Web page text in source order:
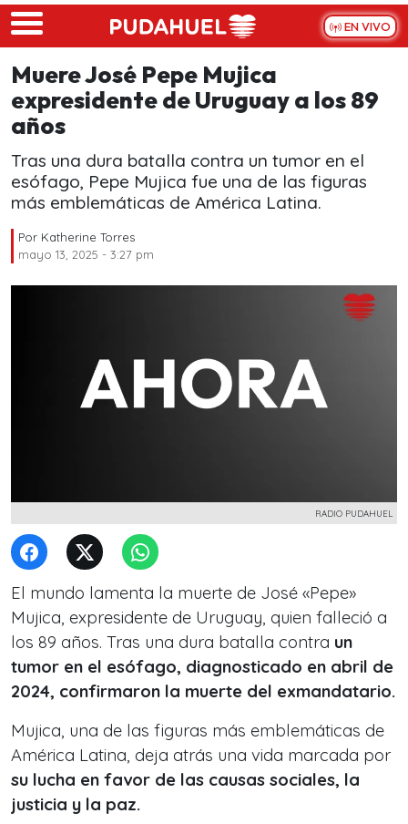
Skip to main content
EN VIVO
Muere José Pepe Mujica
expresidente de Uruguay a los 89
años
Tras una dura batalla contra un tumor en el
esófago, Pepe Mujica fue una de las figuras
más emblemáticas de América Latina.
Por Katherine Torres
mayo 13, 2025 - 3:27 pm
RADIO PUDAHUEL
El mundo lamenta la muerte de José «Pepe»
Mujica, expresidente de Uruguay, quien falleció a
los 89 años. Tras una dura batalla contra un
tumor en el esófago, diagnosticado en abril de
2024, confirmaron la muerte del exmandatario.
Mujica, una de las figuras más emblemáticas de
América Latina, deja atrás una vida marcada por
su lucha en favor de las causas sociales, la
justicia y la paz.